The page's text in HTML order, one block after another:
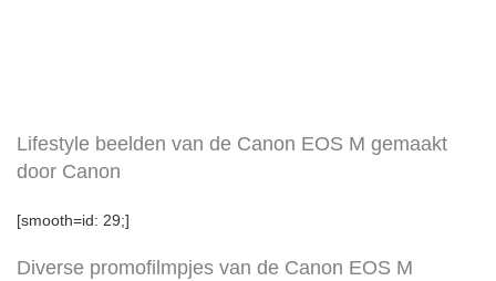
Lifestyle beelden van de Canon EOS M gemaakt
door Canon
[smooth=id: 29;]
Diverse promofilmpjes van de Canon EOS M